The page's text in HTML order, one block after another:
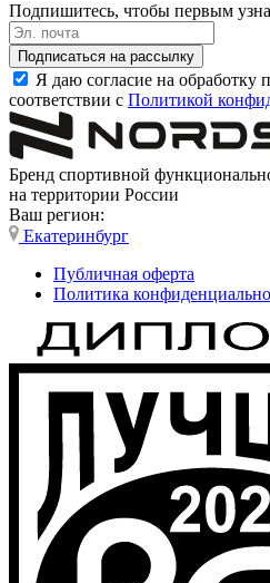
Подпишитесь, чтобы первым
Подписаться на рассылку
Я даю согласие на обработку
соответствии с Политикой
Бренд спортивной
на территории России
Ваш регион:
Екатеринбург
Публичная оферта
Политика